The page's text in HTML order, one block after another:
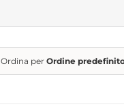
Ordina per Ordine